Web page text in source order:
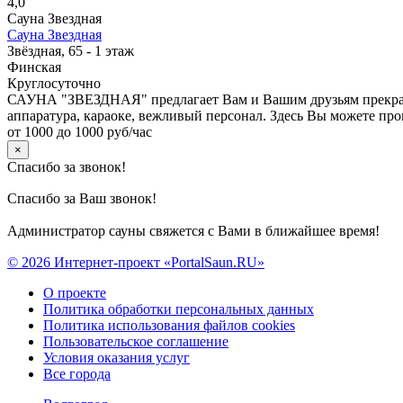
Сауна Звездная
Сауна Звездная
Звёздная, 65 - 1 этаж
Финская
Круглосуточно
САУНА "ЗВЕЗДНАЯ" предлагает Вам и Вашим друзьям
аппаратура, караоке, вежливый персонал. Здесь Вы можете
от 1000 до 1000 руб/час
×
Спасибо за звонок!
Спасибо за Ваш звонок!
Администратор сауны свяжется с Вами в ближайшее время!
© 2026 Интернет-проект «PortalSaun.RU»
О проекте
Политика обработки персональных данных
Политика использования файлов cookies
Пользовательское соглашение
Условия оказания услуг
Все города